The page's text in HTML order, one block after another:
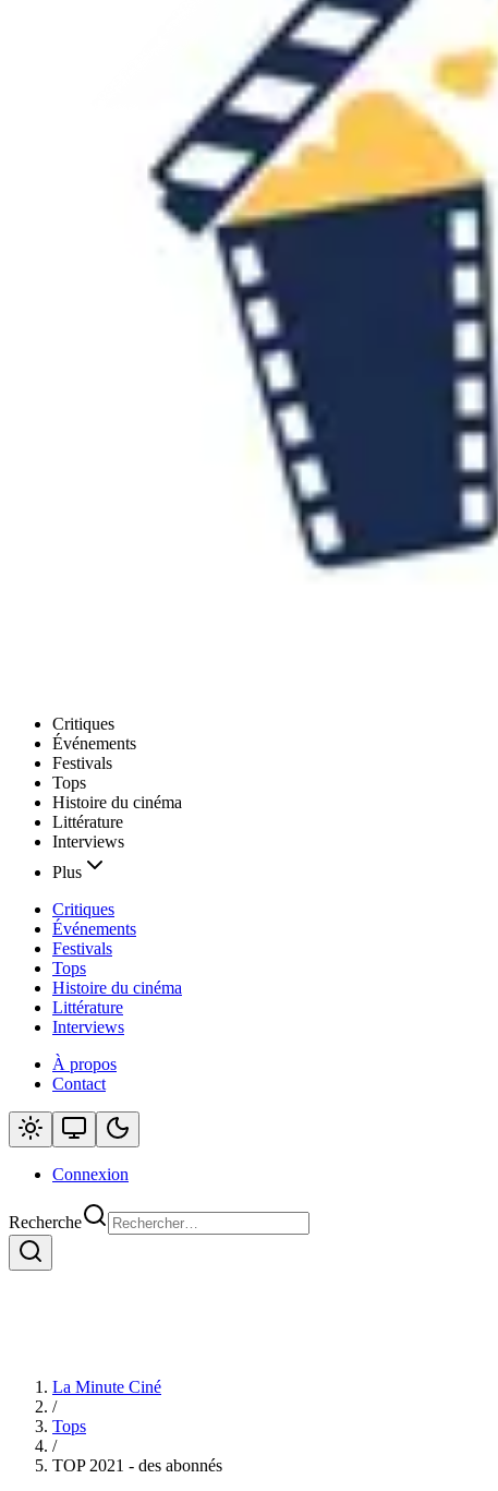
Critiques
Événements
Festivals
Tops
Histoire du cinéma
Littérature
Interviews
Plus
Critiques
Événements
Festivals
Tops
Histoire du cinéma
Littérature
Interviews
À propos
Contact
Connexion
Recherche
La Minute Ciné
/
Tops
/
TOP 2021 - des abonnés